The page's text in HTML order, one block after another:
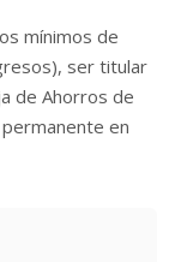
mínimos de
ser titular
de Ahorros de
en